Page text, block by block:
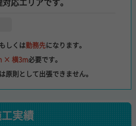
しくは勤務先になります。
× 横3m必要です。
原則として出張できません。
実績